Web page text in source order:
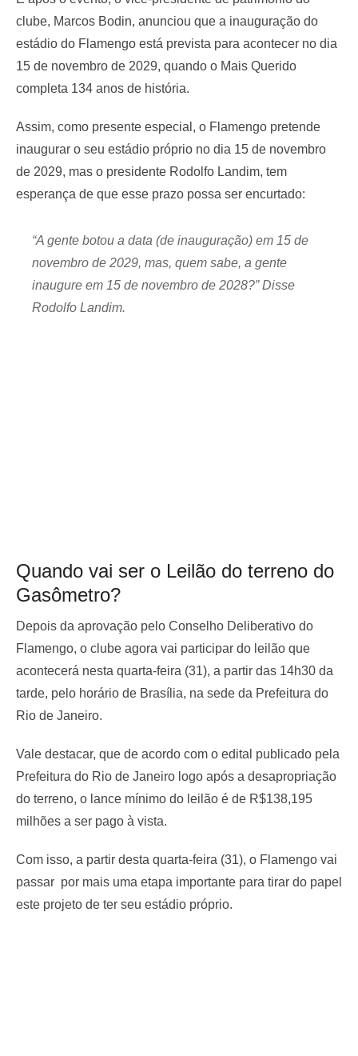
clube, Marcos Bodin, anunciou que a inauguração do
estádio do Flamengo está prevista para acontecer no dia
15 de novembro de 2029, quando o Mais Querido
completa 134 anos de história.
Assim, como presente especial, o Flamengo pretende
inaugurar o seu estádio próprio no dia 15 de novembro
de 2029, mas o presidente Rodolfo Landim, tem
esperança de que esse prazo possa ser encurtado:
“A gente botou a data (de inauguração) em 15 de
novembro de 2029, mas, quem sabe, a gente
inaugure em 15 de novembro de 2028?” Disse
Rodolfo Landim.
Quando vai ser o Leilão do terreno do
Gasômetro?
Depois da aprovação pelo Conselho Deliberativo do
Flamengo, o clube agora vai participar do leilão que
acontecerá nesta quarta-feira (31), a partir das 14h30 da
tarde, pelo horário de Brasília, na sede da Prefeitura do
Rio de Janeiro.
Vale destacar, que de acordo com o edital publicado pela
Prefeitura do Rio de Janeiro logo após a desapropriação
do terreno, o lance mínimo do leilão é de R$138,195
milhões a ser pago à vista.
Com isso, a partir desta quarta-feira (31), o Flamengo vai
passar por mais uma etapa importante para tirar do papel
este projeto de ter seu estádio próprio.